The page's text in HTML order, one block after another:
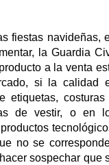
fiestas navideñas,
la Guardia
a la venta
si la calidad
etiquetas, costuras
de vestir, o en
no se
sospechar que